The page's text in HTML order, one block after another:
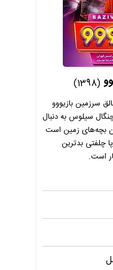
(1398)
سرزمین بازیووو
سیلوس به دنبال
بچه‌های زمین است
چلفتی بدترین
است.